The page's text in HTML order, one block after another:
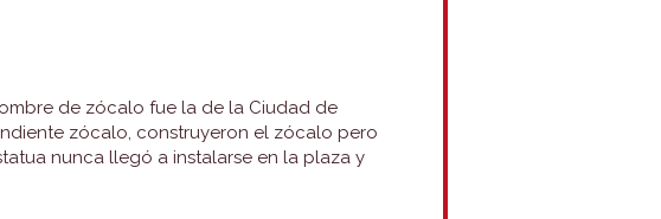
de zócalo fue la de la Ciudad de
zócalo, construyeron el zócalo pero
nunca llegó a instalarse en la plaza y